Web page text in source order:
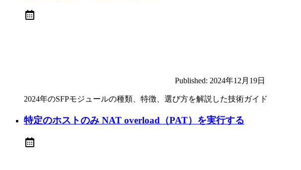
Published: 2024年12月19日
2024年のSFPモジュールの種類、特徴、選び方を解説した技術ガイド
特定のホストのみ NAT overload（PAT）を実行する